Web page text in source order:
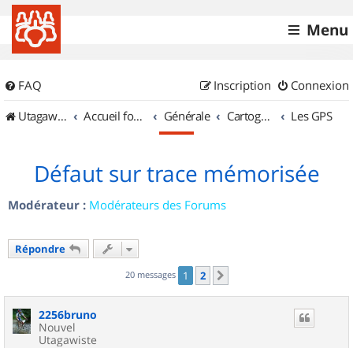
Menu
FAQ Connexion
Inscription
UtagawaVTT (Randos VTT et VTTAE avec traces GPS)
Accueil forum Générale Cartographie et GPS Les GPS
Défaut sur trace mémorisée
Modérateur : Modérateurs des Forums
Répondre
20 messages 1 2
2256bruno
Nouvel
Utagawiste